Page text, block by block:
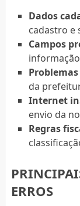
Dados
cadastro e
Campos
da
Internet
envio da
Regras
ERROS